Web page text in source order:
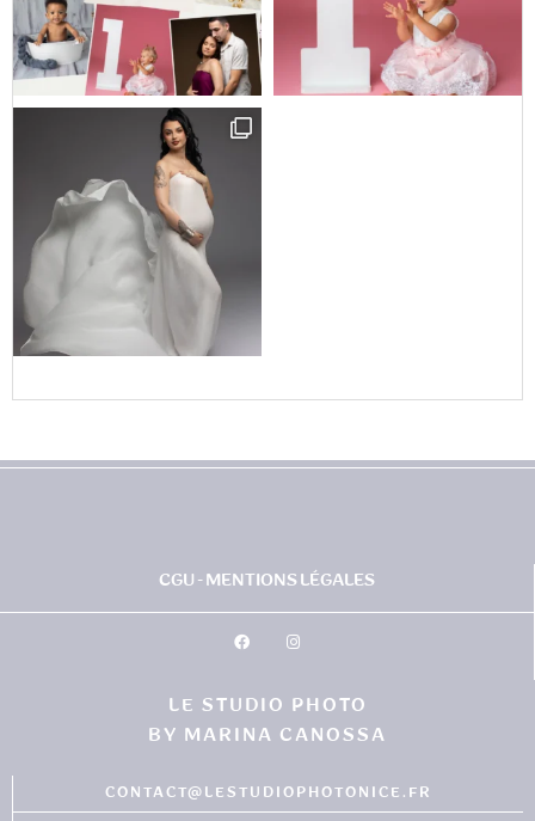
CGU - MENTIONS LÉGALES
LE STUDIO PHOTO
BY MARINA CANOSSA
CONTACT@LESTUDIOPHOTONICE.FR